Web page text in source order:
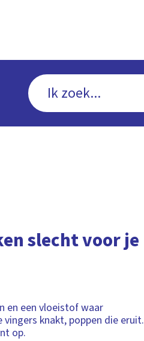
slecht voor je
en een vloeistof waar
knakt, poppen die eruit.
op.